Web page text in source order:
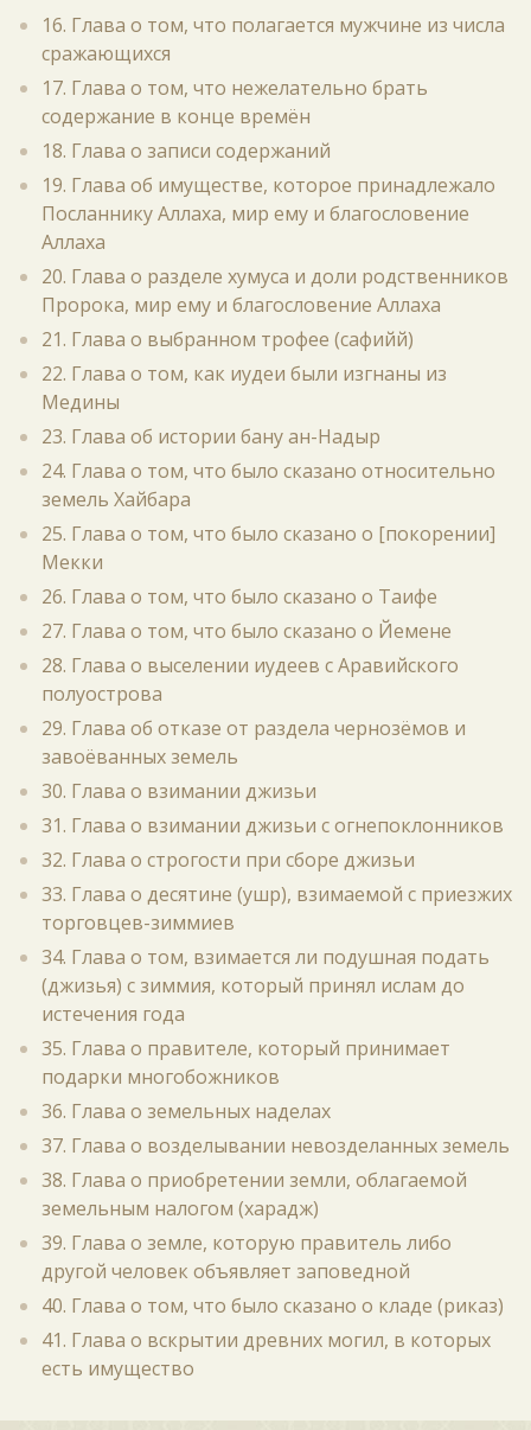
16. Глава о том, что полагается мужчине из числа
сражающихся
17. Глава о том, что нежелательно брать
содержание в конце времён
18. Глава о записи содержаний
19. Глава об имуществе, которое принадлежало
Посланнику Аллаха, мир ему и благословение
Аллаха
20. Глава о разделе хумуса и доли родственников
Пророка, мир ему и благословение Аллаха
21. Глава о выбранном трофее (сафийй)
22. Глава о том, как иудеи были изгнаны из
Медины
23. Глава об истории бану ан-Надыр
24. Глава о том, что было сказано относительно
земель Хайбара
25. Глава о том, что было сказано о [покорении]
Мекки
26. Глава о том, что было сказано о Таифе
27. Глава о том, что было сказано о Йемене
28. Глава о выселении иудеев с Аравийского
полуострова
29. Глава об отказе от раздела чернозёмов и
завоёванных земель
30. Глава о взимании джизьи
31. Глава о взимании джизьи с огнепоклонников
32. Глава о строгости при сборе джизьи
33. Глава о десятине (ушр), взимаемой с приезжих
торговцев-зиммиев
34. Глава о том, взимается ли подушная подать
(джизья) с зиммия, который принял ислам до
истечения года
35. Глава о правителе, который принимает
подарки многобожников
36. Глава о земельных наделах
37. Глава о возделывании невозделанных земель
38. Глава о приобретении земли, облагаемой
земельным налогом (харадж)
39. Глава о земле, которую правитель либо
другой человек объявляет заповедной
40. Глава о том, что было сказано о кладе (риказ)
41. Глава о вскрытии древних могил, в которых
есть имущество